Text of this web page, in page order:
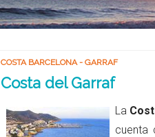
COSTA BARCELONA - GARRAF
Costa del Garraf
La
cuenta